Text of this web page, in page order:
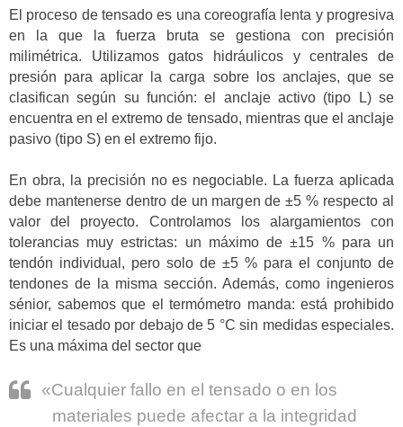
El proceso de tensado es una coreografía lenta y progresiva
en la que la fuerza bruta se gestiona con precisión
milimétrica. Utilizamos gatos hidráulicos y centrales de
presión para aplicar la carga sobre los anclajes, que se
clasifican según su función: el anclaje activo (tipo L) se
encuentra en el extremo de tensado, mientras que el anclaje
pasivo (tipo S) en el extremo fijo.
En obra, la precisión no es negociable. La fuerza aplicada
debe mantenerse dentro de un margen de ±5 % respecto al
valor del proyecto. Controlamos los alargamientos con
tolerancias muy estrictas: un máximo de ±15 % para un
tendón individual, pero solo de ±5 % para el conjunto de
tendones de la misma sección. Además, como ingenieros
sénior, sabemos que el termómetro manda: está prohibido
iniciar el tesado por debajo de 5 °C sin medidas especiales.
Es una máxima del sector que
«Cualquier fallo en el tensado o en los
materiales puede afectar a la integridad